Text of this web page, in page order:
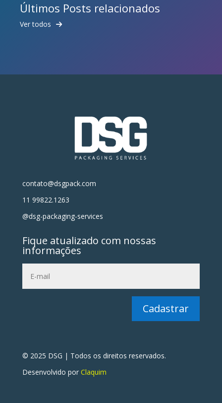
Últimos Posts relacionados
Ver todos
contato@dsgpack.com
11 99822.1263
@dsg-packaging-services
Fique atualizado com nossas
informações
Cadastrar
© 2025 DSG | Todos os direitos reservados.
Desenvolvido por Claquim